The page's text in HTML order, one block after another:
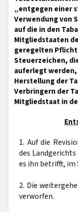
„entgegen einer
Verwendung von
auf die in den
Mitgliedstaaten
geregelten
Steuerzeichen,
auferlegt
Herstellung der
Verbringern der
Mitgliedstaat in
1. Auf die
des
es ihn betrifft, im
2. Die
verworfen.